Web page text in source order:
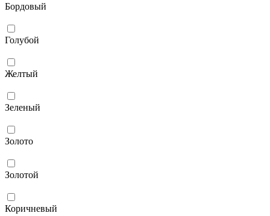
Бордовый
Голубой
Желтый
Зеленый
Золото
Золотой
Коричневый